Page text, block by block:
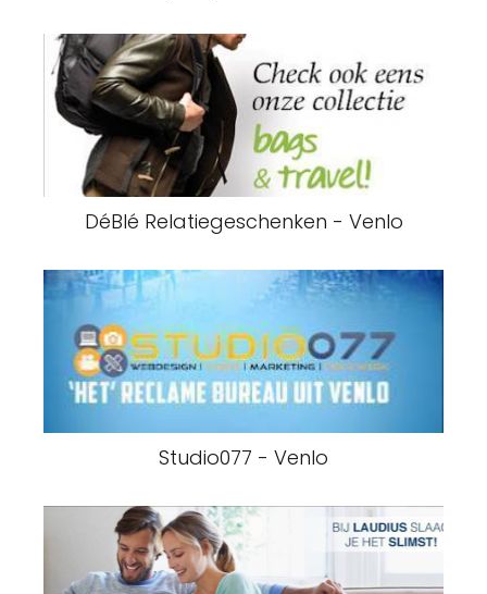
DéBlé Relatiegeschenken - Venlo
Studio077 - Venlo